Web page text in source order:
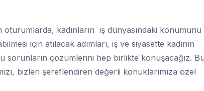
kadınların iş dünyasındaki konumunu
için atılacak adımları, iş ve siyasette kadının
sorunların çözümlerini hep birlikte konuşacağız. Bu
bizleri şereflendiren değerli konuklarımıza özel